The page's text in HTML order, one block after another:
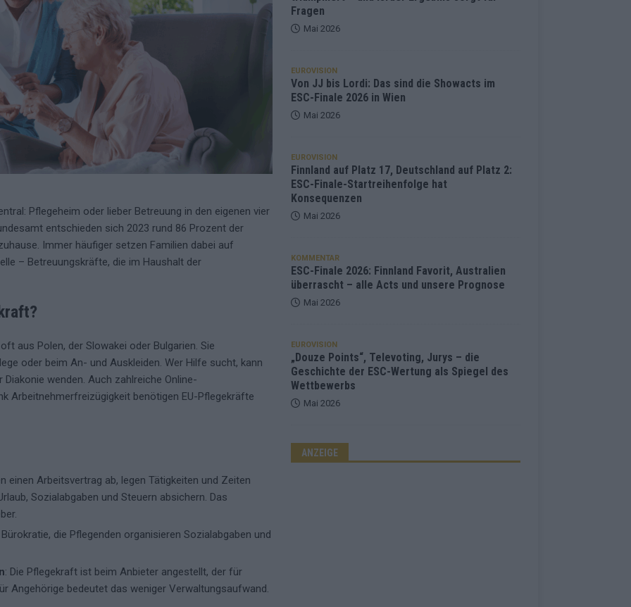
Pflegeheim oder lieber Betreuung in den eigenen vier
entschieden sich 2023 rund 86 Prozent der
Immer häufiger setzen Familien dabei auf
– Betreuungskräfte, die im Haushalt der
aus Polen, der Slowakei oder Bulgarien. Sie
oder beim An- und Auskleiden. Wer Hilfe sucht, kann
wenden. Auch zahlreiche Online-
Arbeitnehmerfreizügigkeit benötigen EU-Pflegekräfte
einen Arbeitsvertrag ab, legen Tätigkeiten und Zeiten
Sozialabgaben und Steuern absichern. Das
Bürokratie, die Pflegenden organisieren Sozialabgaben und
: Die Pflegekraft ist beim Anbieter angestellt, der für
Angehörige bedeutet das weniger Verwaltungsaufwand.
Fragen
Mai 2026
EUROVISION
Von JJ bis Lordi: Das sind die Showacts im
ESC-Finale 2026 in Wien
Mai 2026
EUROVISION
Finnland auf Platz 17, Deutschland auf Platz 2:
ESC-Finale-Startreihenfolge hat
Konsequenzen
Mai 2026
KOMMENTAR
ESC-Finale 2026: Finnland Favorit, Australien
überrascht – alle Acts und unsere Prognose
Mai 2026
EUROVISION
„Douze Points“, Televoting, Jurys – die
Geschichte der ESC-Wertung als Spiegel des
Wettbewerbs
Mai 2026
ANZEIGE